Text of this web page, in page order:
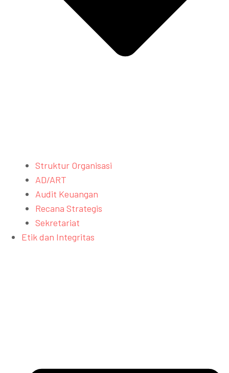
Struktur Organisasi
AD/ART
Audit Keuangan
Recana Strategis
Sekretariat
Etik dan Integritas